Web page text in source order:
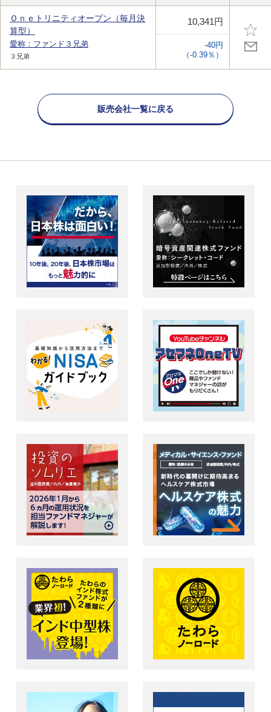
Ｏｎｅトリニティオープン（毎月決
算型）
愛称：ファンド３兄弟
３兄弟
10,341円
-40円
（-0.39％）
販売会社一覧に戻る